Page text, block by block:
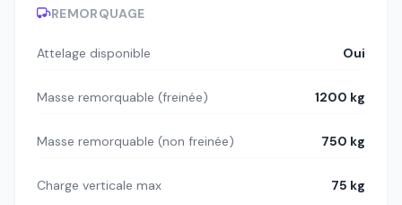
REMORQUAGE
Attelage disponible Oui
Masse remorquable (freinée) 1200 kg
Masse remorquable (non freinée) 750 kg
Charge verticale max 75 kg